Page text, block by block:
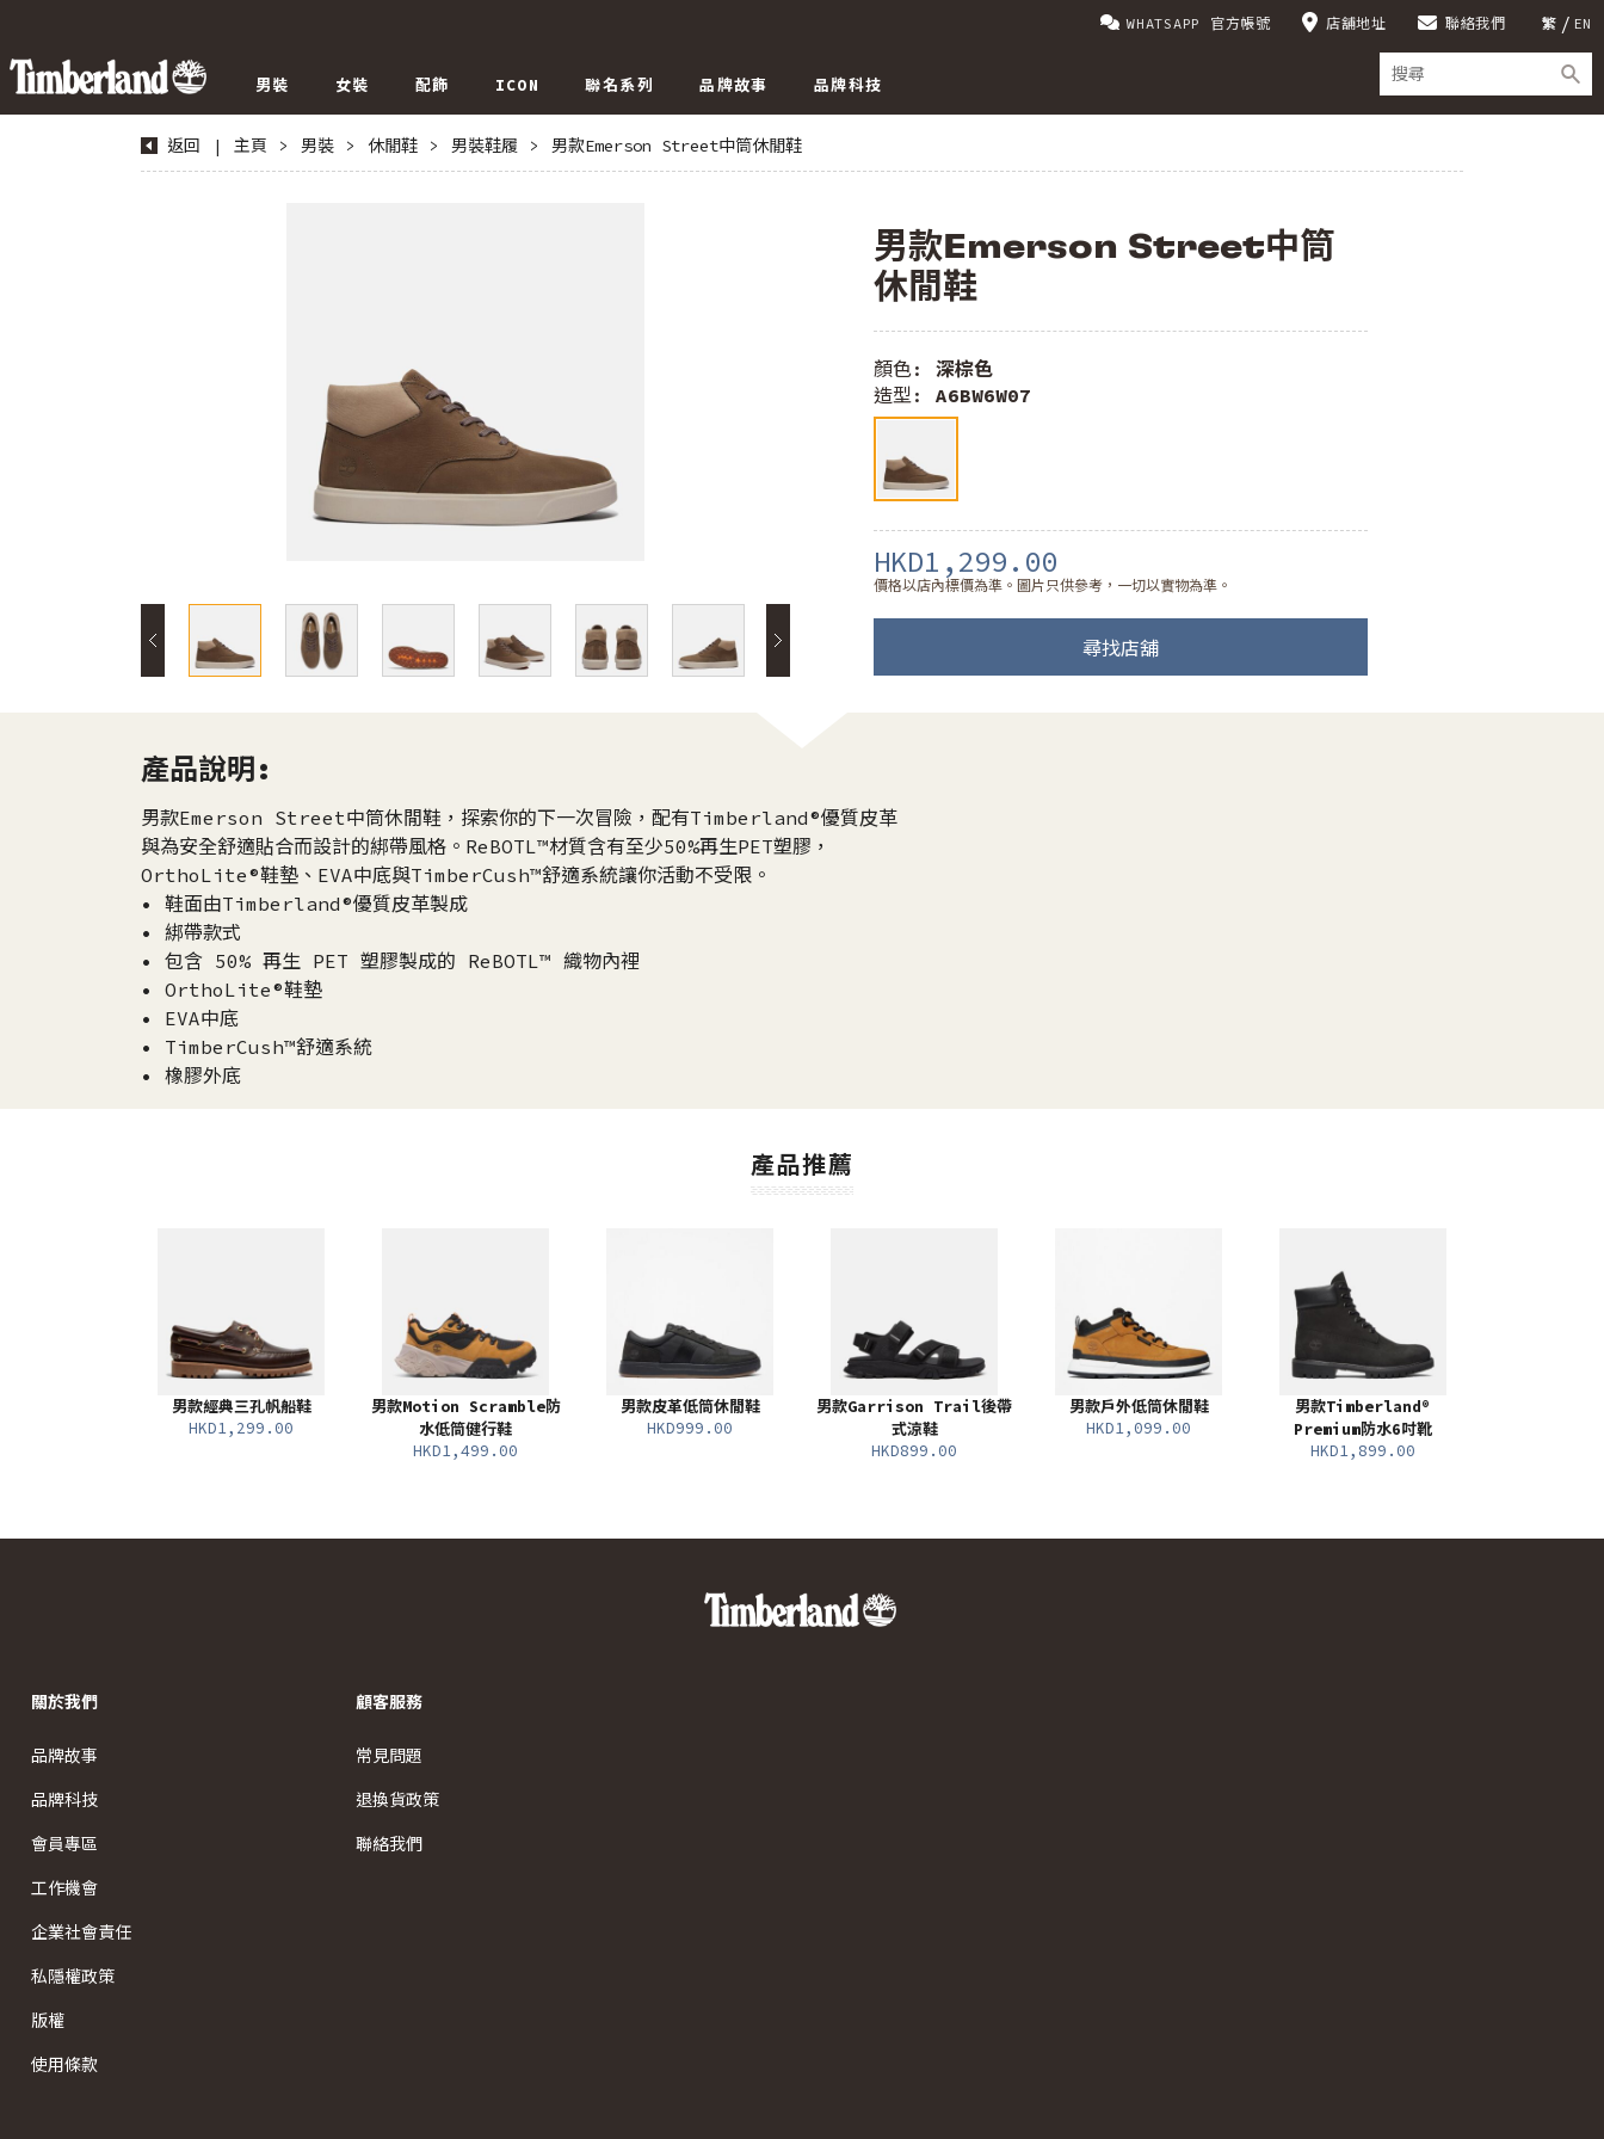
繁 EN
WHATSAPP 官方帳號 店舖地址 聯絡我們
男裝 女裝 配飾 ICON 聯名系列 品牌故事 品牌科技
返回 | 主頁 > 男裝 > 休閒鞋 > 男裝鞋履 > 男款Emerson Street中筒休閒鞋
男款Emerson Street中筒
休閒鞋
顏色: 深棕色
造型: A6BW6W07
HKD1,299.00
價格以店內標價為準。圖片只供參考，一切以實物為準。
尋找店舖
產品說明:
男款Emerson Street中筒休閒鞋，探索你的下一次冒險，配有Timberland®優質皮革
與為安全舒適貼合而設計的綁帶風格。ReBOTL™材質含有至少50%再生PET塑膠，
OrthoLite®鞋墊、EVA中底與TimberCush™舒適系統讓你活動不受限。
• 鞋面由Timberland®優質皮革製成
• 綁帶款式
• 包含 50% 再生 PET 塑膠製成的 ReBOTL™ 織物內裡
• OrthoLite®鞋墊
• EVA中底
• TimberCush™舒適系統
• 橡膠外底
產品推薦
男款經典三孔帆船鞋
HKD1,299.00
男款Motion Scramble防
水低筒健行鞋
HKD1,499.00
男款皮革低筒休閒鞋
HKD999.00
男款Garrison Trail後帶
式涼鞋
HKD899.00
男款戶外低筒休閒鞋
HKD1,099.00
男款Timberland®
Premium防水6吋靴
HKD1,899.00
關於我們
品牌故事
品牌科技
會員專區
工作機會
企業社會責任
私隱權政策
版權
使用條款
顧客服務
常見問題
退換貨政策
聯絡我們